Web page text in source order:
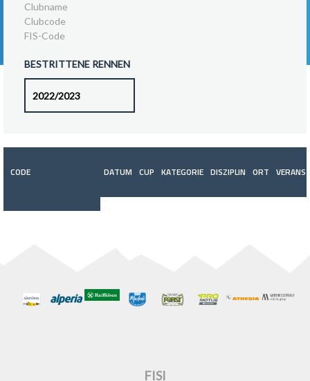
Clubname
Clubcode
FIS-Code
BESTRITTENE RENNEN
CODE DATUM CUP KATEGORIE DISZIPLIN ORT
FISI